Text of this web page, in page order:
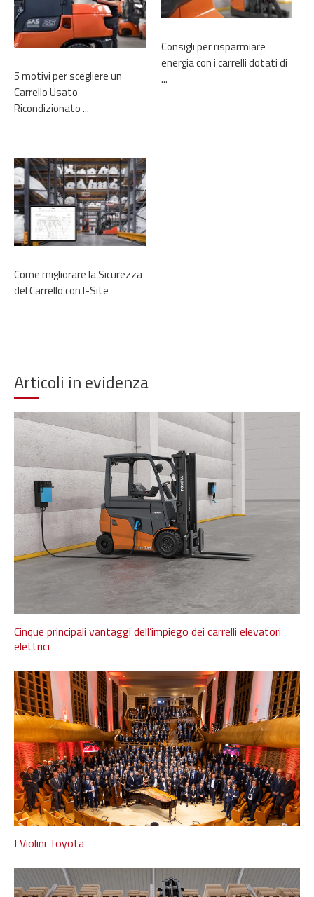
5 motivi per scegliere un
Carrello Usato
Ricondizionato ...
Consigli per risparmiare
energia con i carrelli dotati di
...
Come migliorare la Sicurezza
del Carrello con I-Site
Articoli in evidenza
Cinque principali vantaggi dell’impiego dei carrelli elevatori
elettrici
I Violini Toyota